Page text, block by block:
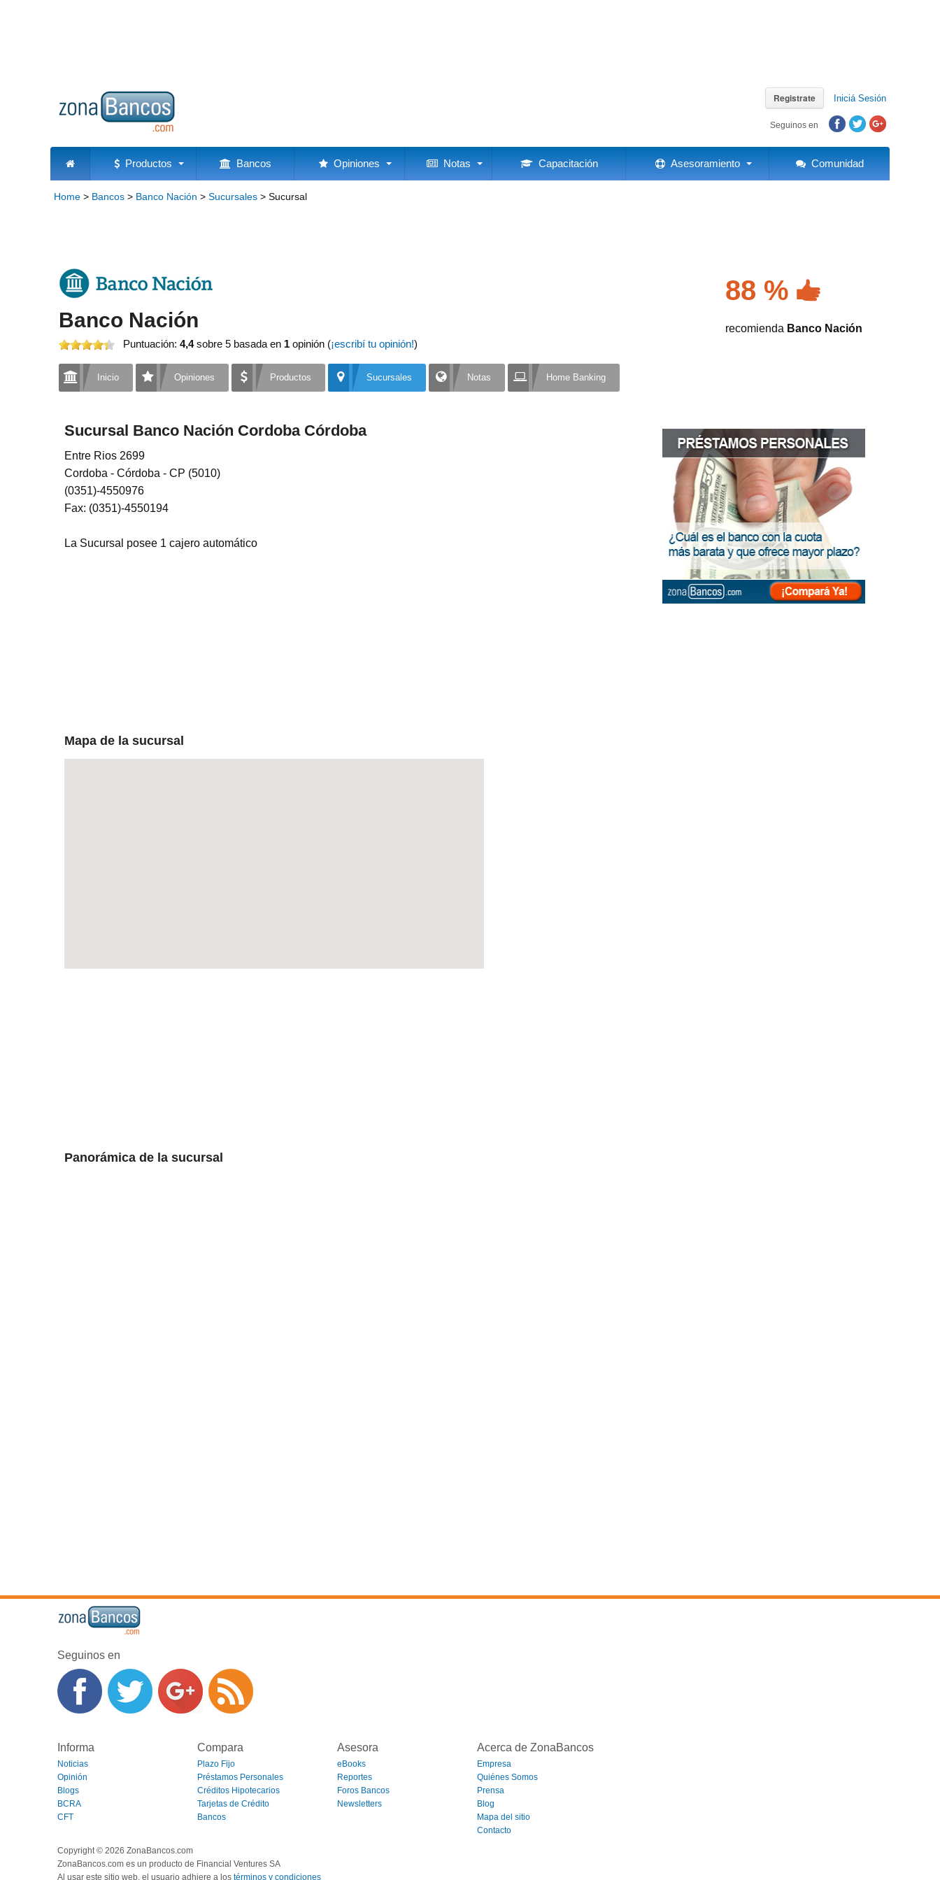
Registrate Iniciá Sesión
Seguinos en
Productos Bancos Opiniones Notas Capacitación Asesoramiento Comunidad
Home > Bancos > Banco Nación > Sucursales > Sucursal
Banco Nación
Puntuación: 4,4sobre 5 basada en 1 opinión (¡escribí tu opinión!)
88 %
recomienda Banco Nación
Inicio Opiniones Productos Sucursales Notas Home Banking
Sucursal Banco Nación Cordoba Córdoba
Entre Rios 2699
Cordoba - Córdoba - CP (5010)
(0351)-4550976
Fax: (0351)-4550194
La Sucursal posee 1 cajero automático
Mapa de la sucursal
Panorámica de la sucursal
Seguinos en
Informa
Noticias
Opinión
Blogs
BCRA
CFT
Compara
Plazo Fijo
Préstamos Personales
Créditos Hipotecarios
Tarjetas de Crédito
Bancos
Asesora
eBooks
Reportes
Foros Bancos
Newsletters
Acerca de ZonaBancos
Empresa
Quiénes Somos
Prensa
Blog
Mapa del sitio
Contacto
Copyright © 2026 ZonaBancos.com
ZonaBancos.com es un producto de Financial Ventures SA
Al usar este sitio web, el usuario adhiere a los términos y condiciones